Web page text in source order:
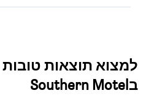
למצוא תוצאות
בSouthern Motel